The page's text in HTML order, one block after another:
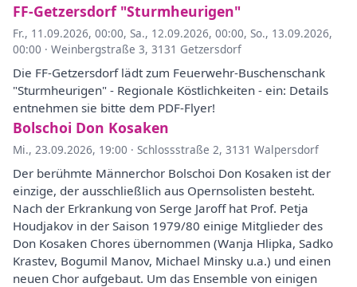
FF-Getzersdorf "Sturmheurigen"
Fr., 11.09.2026, 00:00, Sa., 12.09.2026, 00:00, So., 13.09.2026,
00:00 · Weinbergstraße 3, 3131 Getzersdorf
Die FF-Getzersdorf lädt zum Feuerwehr-Buschenschank
"Sturmheurigen" - Regionale Köstlichkeiten - ein: Details
entnehmen sie bitte dem PDF-Flyer!
Bolschoi Don Kosaken
Mi., 23.09.2026, 19:00 · Schlossstraße 2, 3131 Walpersdorf
Der berühmte Männerchor Bolschoi Don Kosaken ist der
einzige, der ausschließlich aus Opernsolisten besteht.
Nach der Erkrankung von Serge Jaroff hat Prof. Petja
Houdjakov in der Saison 1979/80 einige Mitglieder des
Don Kosaken Chores übernommen (Wanja Hlipka, Sadko
Krastev, Bogumil Manov, Michael Minsky u.a.) und einen
neuen Chor aufgebaut. Um das Ensemble von einigen